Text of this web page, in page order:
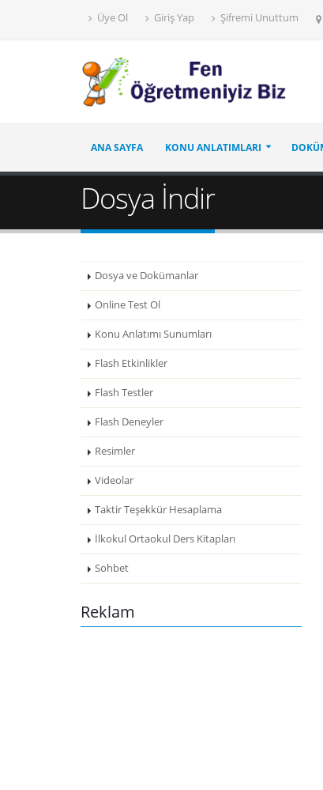
Üye Ol Giriş Yap Şifremi Unuttum
ANA SAYFA KONU ANLATIMLARI
Dosya İndir
Dosya ve Dokümanlar
Online Test Ol
Konu Anlatımı Sunumları
Flash Etkinlikler
Flash Testler
Flash Deneyler
Resimler
Videolar
Taktir Teşekkür Hesaplama
İlkokul Ortaokul Ders Kitapları
Sohbet
Reklam